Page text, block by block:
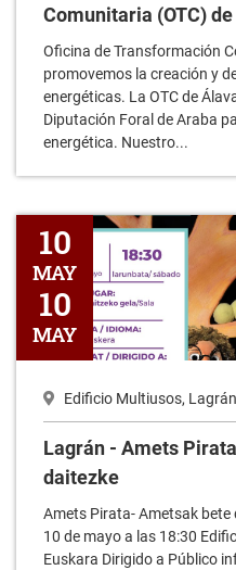
Comunitaria (OTC)
Oficina de Transformación
promovemos la creación y
energéticas. La OTC de
Diputación Foral de Araba
energética. Nuestro...
Lagrán - Amets Pirata-
10
MAY
10
MAY
Edificio Multiusos, Lagrán
Lagrán - Amets
daitezke
Amets Pirata- Ametsak
10 de mayo a las 18:30
Euskara Dirigido a Público